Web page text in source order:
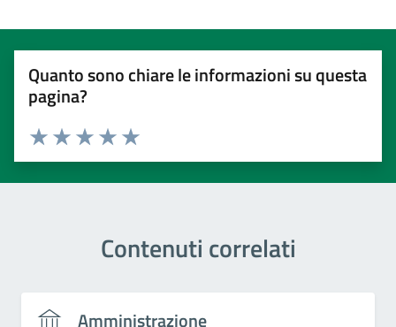
Quanto sono chiare le informazioni su questa
pagina?
Valuta 5 stelle su 5
Valuta 4 stelle su 5
Valuta 3 stelle su 5
Valuta 2 stelle su 5
Valuta 1 stelle su 5
Contenuti correlati
Amministrazione